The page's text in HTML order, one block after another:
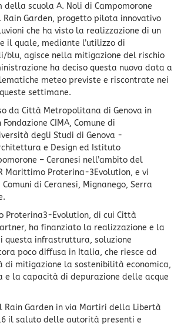
della scuola A. Noli di Campomorone
Rain Garden, progetto pilota innovativo
che ha visto la realizzazione di un
il quale, mediante l’utilizzo di
blu, agisce nella mitigazione del rischio
ha deciso questa nuova data a
meteo previste e riscontrate nei
settimane.
da Città Metropolitana di Genova in
CIMA, Comune di
degli Studi di Genova -
e Design ed Istituto
– Ceranesi nell’ambito del
Marittimo Proterina-3Evolution, e vi
di Ceranesi, Mignanego, Serra
Proterina3-Evolution, di cui Città
ha finanziato la realizzazione e la
questa infrastruttura, soluzione
poco diffusa in Italia, che riesce ad
di mitigazione la sostenibilità economica,
e la capacità di depurazione delle acque
Rain Garden in via Martiri della Libertà
il saluto delle autorità presenti e